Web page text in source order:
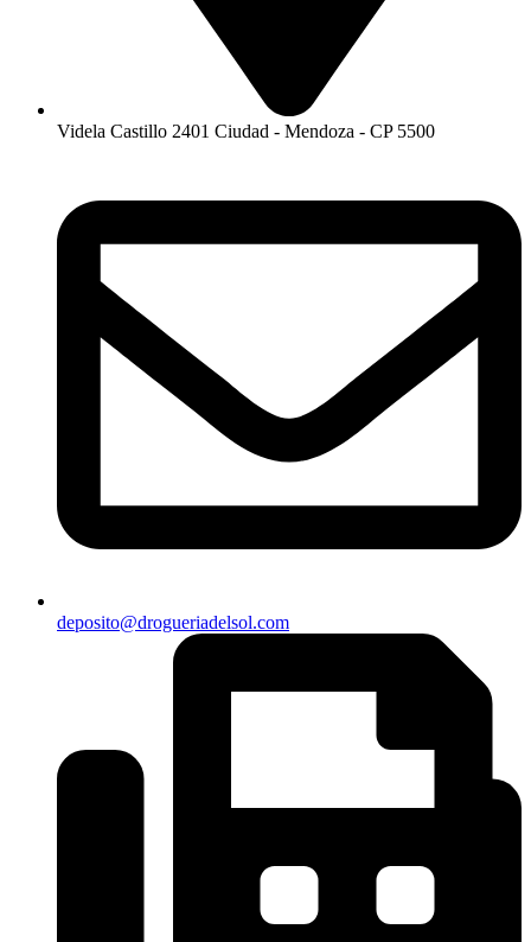
Videla Castillo 2401 Ciudad - Mendoza - CP 5500
deposito@drogueriadelsol.com